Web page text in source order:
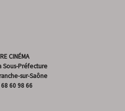
CINÉMA
Sous-Préfecture
sur-Saône
68 60 98 66